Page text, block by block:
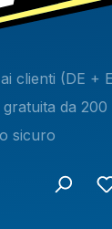
clienti (DE +
da 200
sicuro